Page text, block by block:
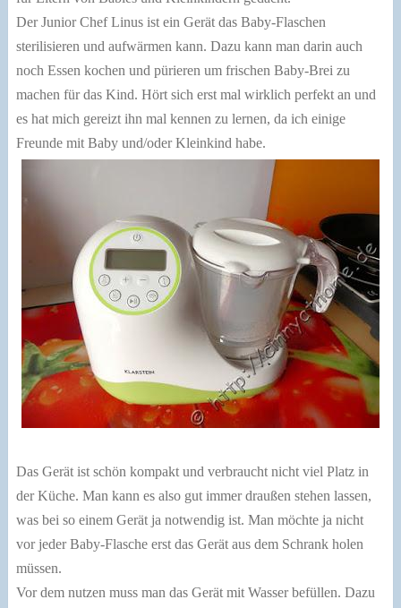
Der Junior Chef Linus ist ein Gerät das Baby-Flaschen
sterilisieren und aufwärmen kann. Dazu kann man darin auch
noch Essen kochen und pürieren um frischen Baby-Brei zu
machen für das Kind. Hört sich erst mal wirklich perfekt an und
es hat mich gereizt ihn mal kennen zu lernen, da ich einige
Freunde mit Baby und/oder Kleinkind habe.
Das Gerät ist schön kompakt und verbraucht nicht viel Platz in
der Küche. Man kann es also gut immer draußen stehen lassen,
was bei so einem Gerät ja notwendig ist. Man möchte ja nicht
vor jeder Baby-Flasche erst das Gerät aus dem Schrank holen
müssen.
Vor dem nutzen muss man das Gerät mit Wasser befüllen. Dazu